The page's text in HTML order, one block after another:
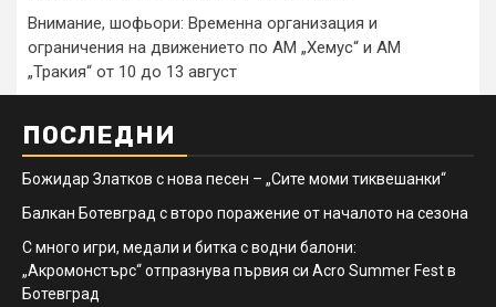
Внимание, шофьори: Временна организация и
ограничения на движението по АМ „Хемус“ и АМ
„Тракия“ от 10 до 13 август
ПОСЛЕДНИ
Божидар Златков с нова песен – „Сите моми тиквешанки“
Балкан Ботевград с второ поражение от началото на сезона
С много игри, медали и битка с водни балони:
„Акромонстърс“ отпразнува първия си Acro Summer Fest в
Ботевград